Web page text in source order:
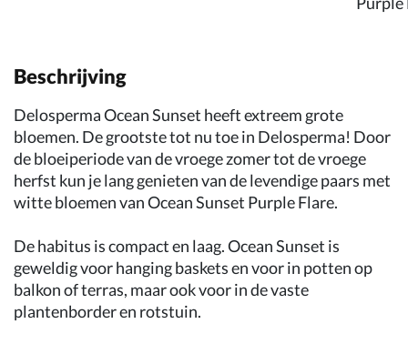
Beschrijving
Delosperma Ocean Sunset heeft extreem grote
bloemen. De grootste tot nu toe in Delosperma! Door
de bloeiperiode van de vroege zomer tot de vroege
herfst kun je lang genieten van de levendige paars met
witte bloemen van Ocean Sunset Purple Flare.
De habitus is compact en laag. Ocean Sunset is
geweldig voor hanging baskets en voor in potten op
balkon of terras, maar ook voor in de vaste
plantenborder en rotstuin.